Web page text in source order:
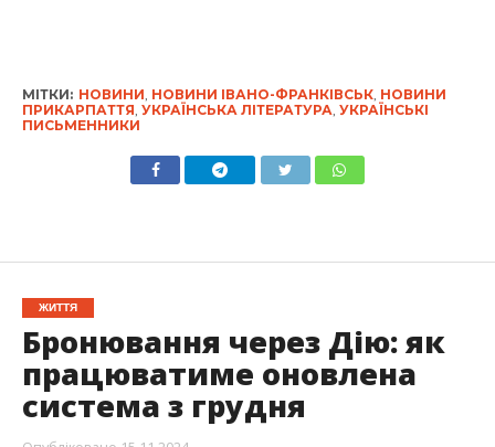
МІТКИ: НОВИНИ, НОВИНИ ІВАНО-ФРАНКІВСЬК, НОВИНИ
ПРИКАРПАТТЯ, УКРАЇНСЬКА ЛІТЕРАТУРА, УКРАЇНСЬКІ
ПИСЬМЕННИКИ
ЖИТТЯ
Бронювання через Дію: як
працюватиме оновлена
система з грудня